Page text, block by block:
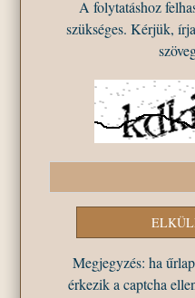
A folytatáshoz
szükséges. Kérjük,
Megjegyzés: ha
érkezik a captcha